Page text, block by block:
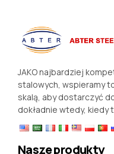
JAKO najbardziej
stalowych, wspieramy
skalą, aby dostarczyć
dokładnie wtedy,
Nasze produkty